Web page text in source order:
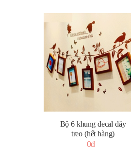
Bộ 6 khung decal dây
treo (hết hàng)
0đ